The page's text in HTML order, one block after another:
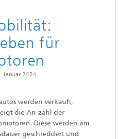
für
Januar 2024
werden verkauft,
die An-zahl der
Diese werden am
geschreddert und